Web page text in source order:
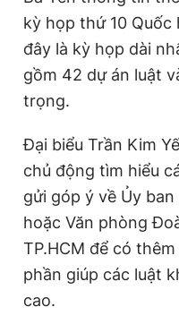
kỳ họp thứ 10 Quốc
đây là kỳ họp dài
gồm 42 dự án luật
trọng.
Đại biểu Trần Kim
chủ động tìm hiểu
gửi góp ý về Ủy
hoặc Văn phòng
TP.HCM để có
phần giúp các luật
cao.